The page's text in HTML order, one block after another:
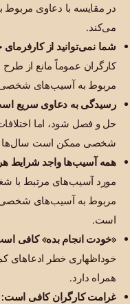
در مقایسه با دعاوی
می‌کند.
شما نمی‌توانید از
کارگران عموماً مانع از
مربوط به آسیب‌های شخصی
رسیدگی به دعاوی سریع
حل و فصل شود، اما
شخصی ممکن است سال‌ها
همه آسیب‌ها واجد شرایط
مورد آسیب‌های مرتبط با
مربوط به آسیب‌های
است.
«خودت انجام بده» کافی
خوداظهاری خطر ادعاهای
همراه دارد.
غرامت کارگران کافی است: